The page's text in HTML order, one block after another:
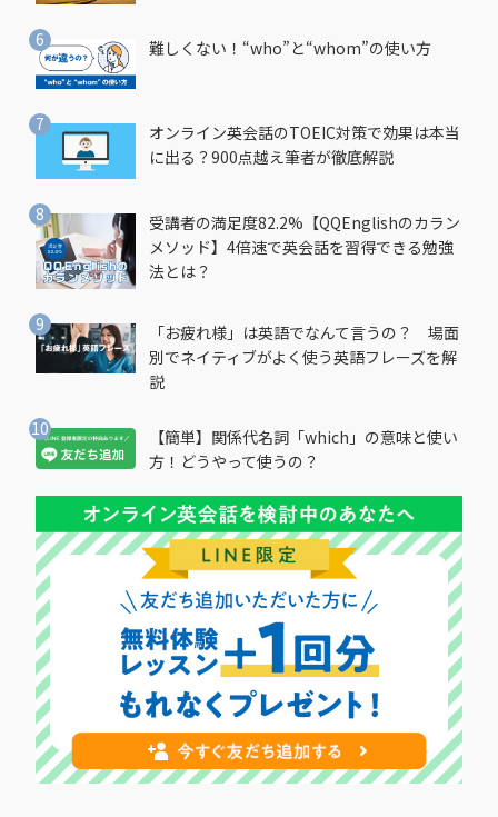
難しくない！“who”と“whom”の使い方
オンライン英会話のTOEIC対策で効果は本当
に出る？900点越え筆者が徹底解説
受講者の満足度82.2%【QQEnglishのカラン
メソッド】4倍速で英会話を習得できる勉強
法とは？
「お疲れ様」は英語でなんて言うの？ 場面
別でネイティブがよく使う英語フレーズを解
説
【簡単】関係代名詞「which」の意味と使い
方！どうやって使うの？